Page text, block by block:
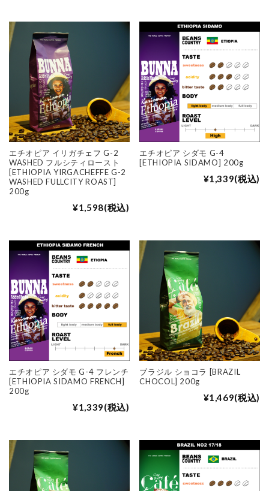
エチオピア イリガチェフ G-2
WASHED フルシティロースト
[ETHIOPIA YIRGACHEFFE G-2
WASHED FULLCITY ROAST]
200g
¥1,598(税込)
エチオピア シダモ G-4
[ETHIOPIA SIDAMO] 200g
¥1,339(税込)
エチオピア シダモ G-4 フレンチ
[ETHIOPIA SIDAMO FRENCH]
200g
¥1,339(税込)
ブラジル ショコラ [BRAZIL
CHOCOL] 200g
¥1,469(税込)